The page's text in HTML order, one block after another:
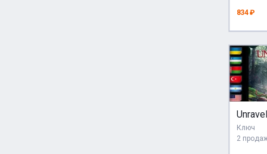
834 ₽
Ключ
2